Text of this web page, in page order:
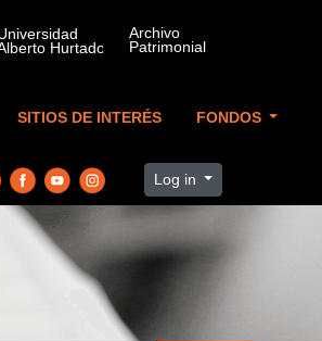
SITIOS DE INTERÉS FONDOS
Log in